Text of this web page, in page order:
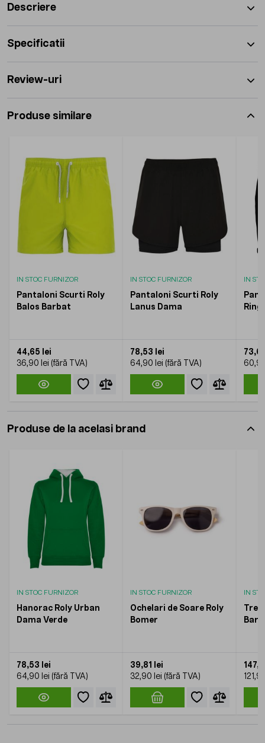
Descriere
Specificatii
Review-uri
Produse similare
IN STOC FURNIZOR
Pantaloni Scurti Roly
Balos Barbat
44,65 lei
36,90 lei
IN STOC FURNIZOR
Pantaloni Scurti Roly
Lanus Dama
78,53 lei
64,90 lei
IN
Produse de la acelasi brand
IN STOC FURNIZOR
Hanorac Roly Urban
Dama Verde
78,53 lei
64,90 lei
IN STOC FURNIZOR
Ochelari de Soare Roly
Bomer
39,81 lei
32,90 lei
IN